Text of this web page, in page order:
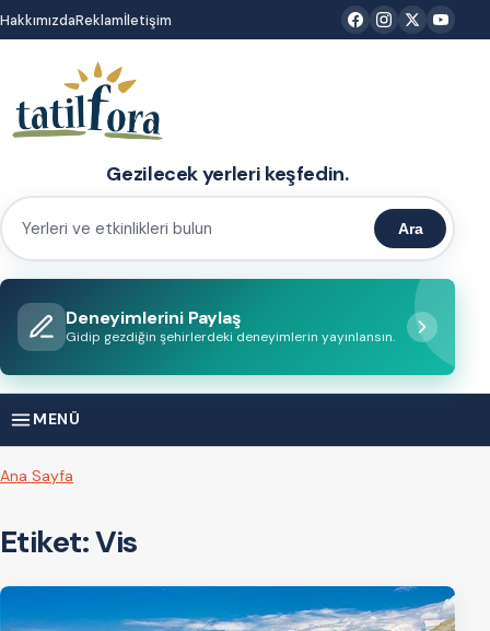
İçeriğe
atla
HakkımızdaReklamİletişim
Gezilecek yerleri keşfedin.
Yerleri
etkinlikleri
bulun
Ara
Deneyimlerini Paylaş
Gidip gezdiğin şehirlerdeki deneyimlerin yayınlansın.
MENÜ
Ana Sayfa
Etiket:Vis